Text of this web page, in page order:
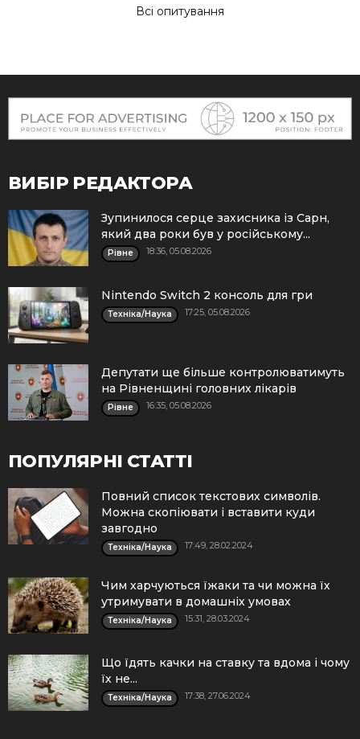
Всі опитування
ВИБІР РЕДАКТОРА
Зупинилося серце захисника із Сарн,
який два роки був у російському...
Рівне 18:36, 05.08.2026
Nintendo Switch 2 консоль для гри
Техніка/Наука 17:25, 05.08.2026
Депутати ще більше контролюватимуть
на Рівненщині головних лікарів
Рівне 16:35, 05.08.2026
ПОПУЛЯРНІ СТАТТІ
Повний список текстових символів.
Можна скопіювати і вставити куди
завгодно
Техніка/Наука 17:49, 28.02.2024
Чим харчуються їжаки та чи можна їх
утримувати в домашніх умовах
Техніка/Наука 15:31, 28.03.2024
Що їдять качки на ставку та вдома і чому
їх не...
Техніка/Наука 17:38, 27.06.2024